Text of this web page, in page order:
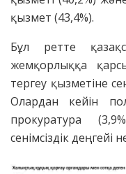
қызмет (43,4%).
Бұл ретте
жемқорлыққа
тергеу қызметіне
Олардан кейін
прокуратура
сенімсіздік деңгейі